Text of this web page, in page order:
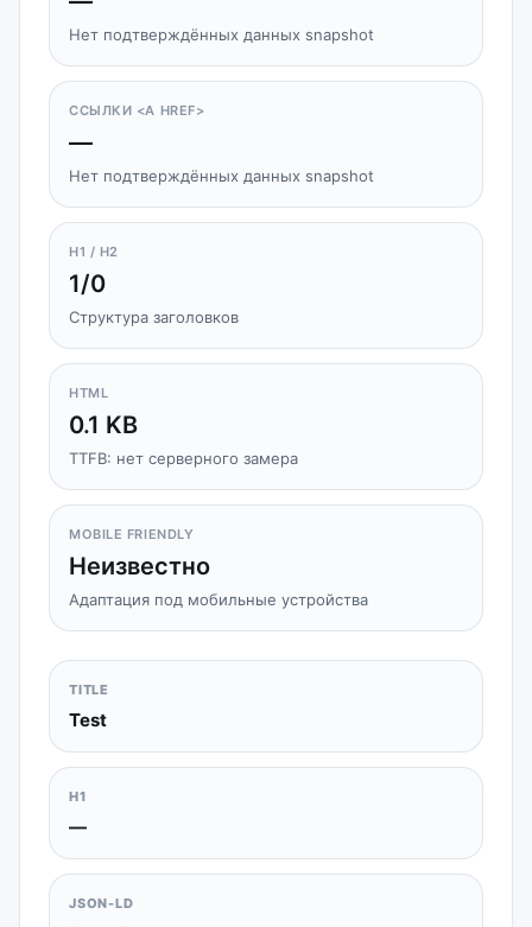
Нет подтверждённых данных snapshot
ССЫЛКИ <A HREF>
—
Нет подтверждённых данных snapshot
H1 / H2
1/0
Структура заголовков
HTML
0.1 KB
TTFB: нет серверного замера
MOBILE FRIENDLY
Неизвестно
Адаптация под мобильные устройства
TITLE
Test
H1
—
JSON-LD